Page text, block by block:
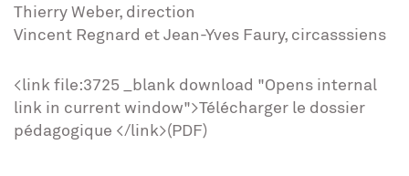
Thierry Weber, direction
Vincent Regnard et Jean-Yves Faury, circasssiens
<link file:3725 _blank download "Opens internal
link in current window">Télécharger le dossier
pédagogique </link>(PDF)